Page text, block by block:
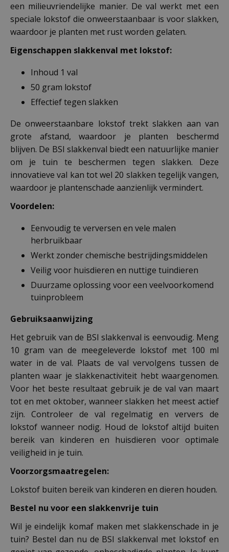
een milieuvriendelijke manier. De val werkt met een
speciale lokstof die onweerstaanbaar is voor slakken,
waardoor je planten met rust worden gelaten.
Eigenschappen slakkenval met lokstof:
Inhoud 1 val
50 gram lokstof
Effectief tegen slakken
De onweerstaanbare lokstof trekt slakken aan van
grote afstand, waardoor je planten beschermd
blijven. De BSI slakkenval biedt een natuurlijke manier
om je tuin te beschermen tegen slakken. Deze
innovatieve val kan tot wel 20 slakken tegelijk vangen,
waardoor je plantenschade aanzienlijk vermindert.
Voordelen:
Eenvoudig te verversen en vele malen
herbruikbaar
Werkt zonder chemische bestrijdingsmiddelen
Veilig voor huisdieren en nuttige tuindieren
Duurzame oplossing voor een veelvoorkomend
tuinprobleem
Gebruiksaanwijzing
Het gebruik van de BSI slakkenval is eenvoudig. Meng
10 gram van de meegeleverde lokstof met 100 ml
water in de val. Plaats de val vervolgens tussen de
planten waar je slakkenactiviteit hebt waargenomen.
Voor het beste resultaat gebruik je de val van maart
tot en met oktober, wanneer slakken het meest actief
zijn. Controleer de val regelmatig en ververs de
lokstof wanneer nodig. Houd de lokstof altijd buiten
bereik van kinderen en huisdieren voor optimale
veiligheid in je tuin.
Voorzorgsmaatregelen:
Lokstof buiten bereik van kinderen en dieren houden.
Bestel nu voor een slakkenvrije tuin
Wil je eindelijk komaf maken met slakkenschade in je
tuin? Bestel dan nu de BSI slakkenval met lokstof en